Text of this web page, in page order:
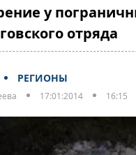
у
отряда
РЕГИОНЫ
17:01:2014 16:15